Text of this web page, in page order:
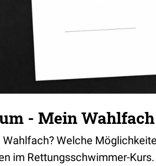
- Mein
Welche
im Rettungsschwimmer-Kurs.